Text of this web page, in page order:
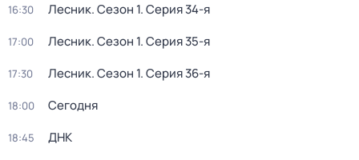
16:30 Лесник. Сезон 1. Серия 34-я
17:00 Лесник. Сезон 1. Серия 35-я
17:30 Лесник. Сезон 1. Серия 36-я
18:00 Сегодня
18:45 ДНК